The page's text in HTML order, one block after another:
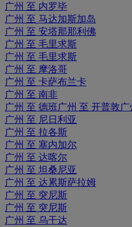
广州 至 内罗毕
广州 至 马达加斯加岛
广州 至 安塔那那利佛
广州 至 毛里求斯
广州 至 毛里求斯
广州 至 摩洛哥
广州 至 卡萨布兰卡
广州 至 南非
广州 至 德班广州 至 开普敦
广州 至 尼日利亚
广州 至 拉各斯
广州 至 塞内加尔
广州 至 达喀尔
广州 至 坦桑尼亚
广州 至 达累斯萨拉姆
广州 至 突尼斯
广州 至 突尼斯
广州 至 乌干达